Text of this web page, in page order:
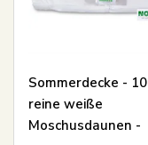
Sommerdecke -
reine weiße
Moschusdaunen -